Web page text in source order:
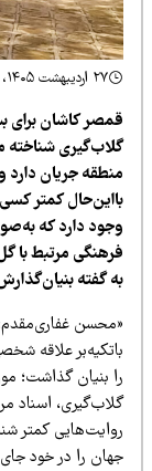
کاشان برای
شناخته
جریان دارد و هر
کمتر کسی
دارد که به‌صورت
مرتبط با گل
گفته بنیان‌گذارش
غفاری‌مقدم»،
علاقه شخصی و
بنیان گذاشت؛ موزه‌ای
اسناد
کمتر
را در خود جای